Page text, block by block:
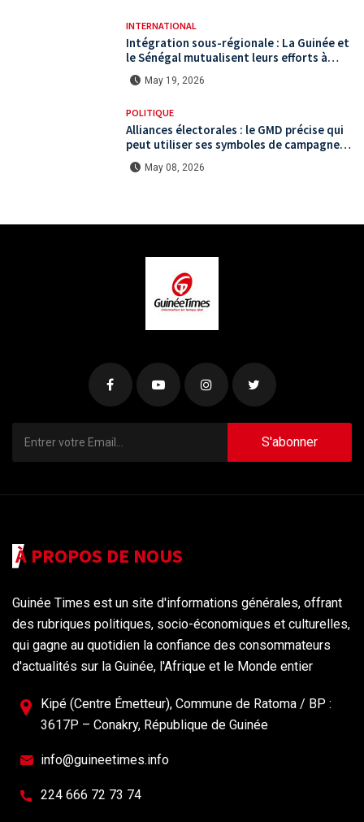
INTERNATIONAL
Intégration sous-régionale : La Guinée et
le Sénégal mutualisent leurs efforts à
Koundara via le programme RéZo
May 19, 2026
POLITIQUE
Alliances électorales : le GMD précise qui
peut utiliser ses symboles de campagne
avant le scrutin du 31 mai
May 08, 2026
S'abonner
À PROPOS DE NOUS
Guinée Times est un site d'informations générales, offrant
des rubriques politiques, socio-économiques et culturelles,
qui gagne au quotidien la confiance des consommateurs
d'actualités sur la Guinée, l'Afrique et le Monde entier
Kipé (Centre Émetteur), Commune de Ratoma / BP :
3617P – Conakry, République de Guinée
info@guineetimes.info
224 666 72 73 74